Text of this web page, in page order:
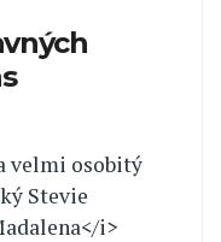
velmi osobitý
Stevie
i>